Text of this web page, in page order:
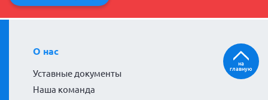
О нас
Уставные документы
Наша команда
на
главную